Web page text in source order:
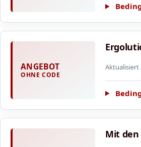
ANGEBOT
OHNE CODE
Aktualisiert
Mit den